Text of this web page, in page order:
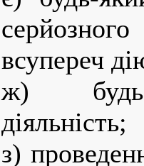
всупереч
ж) будь-
діяльність;
з)